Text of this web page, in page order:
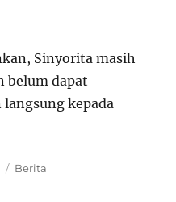
Sinyorita masih
belum dapat
kepada
Categories
Berita